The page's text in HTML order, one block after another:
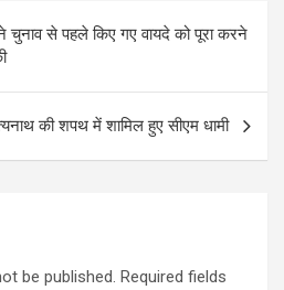
e
चुनाव से पहले किए गए वायदे को पूरा करने
की शपथ में शामिल हुए सीएम धामी
be published. Required fields